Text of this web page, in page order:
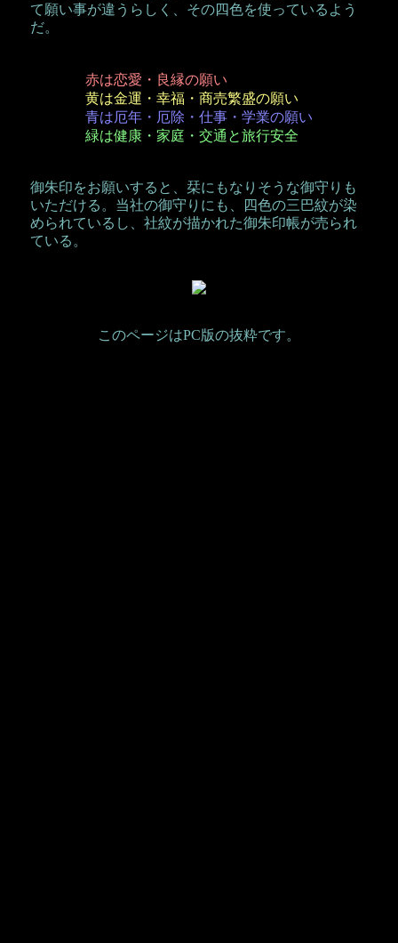
て願い事が違うらしく、その四色を使っているよう
だ。
赤は恋愛・良縁の願い
黄は金運・幸福・商売繁盛の願い
青は厄年・厄除・仕事・学業の願い
緑は健康・家庭・交通と旅行安全
御朱印をお願いすると、栞にもなりそうな御守りも
いただける。当社の御守りにも、四色の三巴紋が染
められているし、社紋が描かれた御朱印帳が売られ
ている。
このページはPC版の抜粋です。